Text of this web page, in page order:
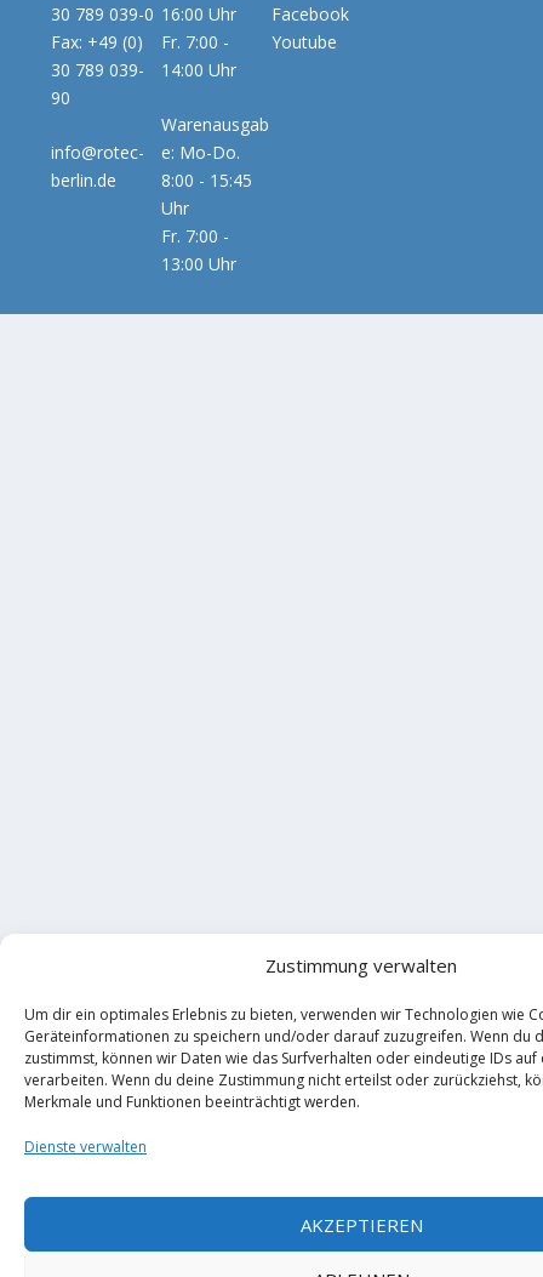
Zustimmung verwalten
Um dir ein optimales Erlebnis zu bieten, verwenden wir Technologien wie
Geräteinformationen zu speichern und/oder darauf zuzugreifen. Wenn du
zustimmst, können wir Daten wie das Surfverhalten oder eindeutige IDs
verarbeiten. Wenn du deine Zustimmung nicht erteilst oder zurückziehst,
Merkmale und Funktionen beeinträchtigt werden.
Dienste verwalten
AKZEPTIEREN
30 789 039-0
Fax: +49 (0)
30 789 039-
90
info@rotec-
berlin.de
16:00 Uhr
Fr. 7:00 -
14:00 Uhr
Warenausgab
e: Mo-Do.
8:00 - 15:45
Uhr
Fr. 7:00 -
13:00 Uhr
Facebook
Youtube